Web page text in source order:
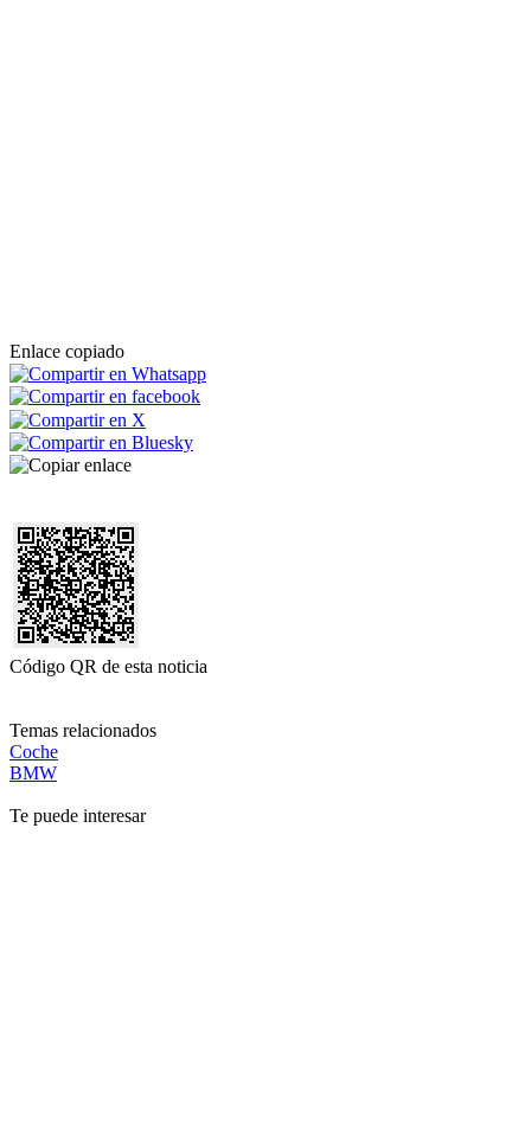
Enlace copiado
Código QR de esta noticia
Temas relacionados
Coche
BMW
Te puede interesar